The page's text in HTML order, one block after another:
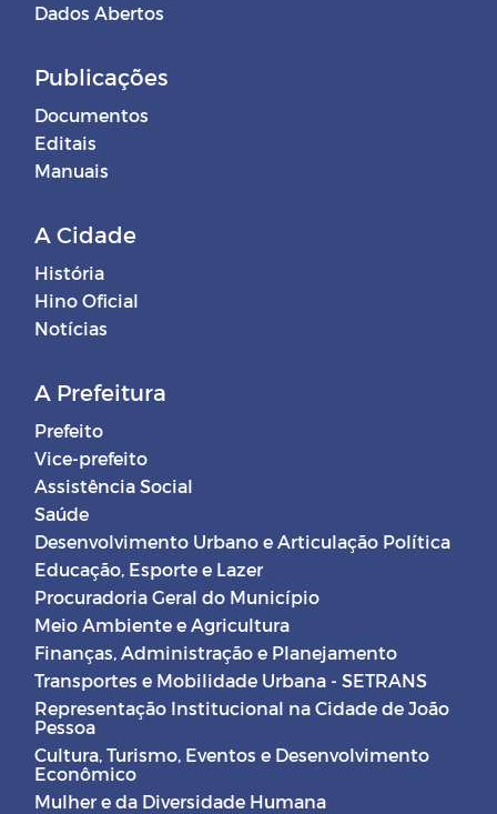
Dados Abertos
Publicações
Documentos
Editais
Manuais
A Cidade
História
Hino Oficial
Notícias
A Prefeitura
Prefeito
Vice-prefeito
Assistência Social
Saúde
Desenvolvimento Urbano e Articulação Política
Educação, Esporte e Lazer
Procuradoria Geral do Município
Meio Ambiente e Agricultura
Finanças, Administração e Planejamento
Transportes e Mobilidade Urbana - SETRANS
Representação Institucional na Cidade de João
Pessoa
Cultura, Turismo, Eventos e Desenvolvimento
Econômico
Mulher e da Diversidade Humana